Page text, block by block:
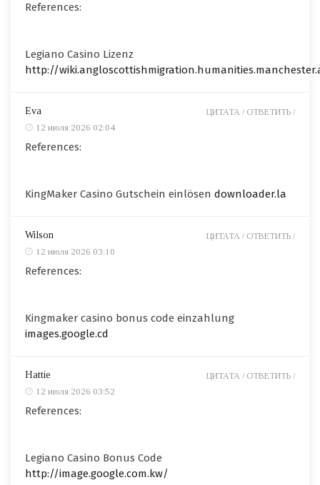
References:
Legiano Casino Lizenz
http://
Eva
12 июля 2026 02:04
References:
KingMaker Casino Gutschein einlösen downloader.la
ЦИТАТА / ОТВЕТИТЬ /
Wilson
12 июля 2026 03:10
References:
Kingmaker casino bonus code einzahlung
images.google.cd
ЦИТАТА / ОТВЕТИТЬ /
Hattie
12 июля 2026 03:52
References:
Legiano Casino Bonus Code
http://image.google.com.kw/
ЦИТАТА / ОТВЕТИТЬ /